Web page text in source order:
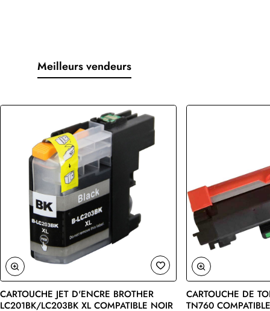
Meilleurs vendeurs
🔥 Bestseller
CARTOUCHE JET D'ENCRE BROTHER
LC201BK/LC203BK XL COMPATIBLE NOIR
CARTOUCHE DE
TN760